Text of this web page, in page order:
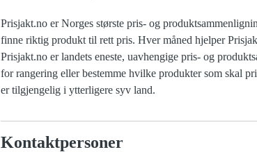
Prisjakt.no er Norges største pris- og
finne riktig produkt til rett pris. Hver måned hjelper
Prisjakt.no er landets eneste, uavhengige pris- og
for rangering eller bestemme hvilke produkter som skal
er tilgjengelig i ytterligere syv land.
Kontaktpersoner